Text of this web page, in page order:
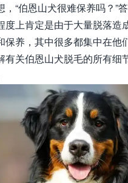
，“伯恩山犬很难保养吗？”
度上肯定是由于大量脱落造
保养，其中很多都集中在他
有关伯恩山犬脱毛的所有细